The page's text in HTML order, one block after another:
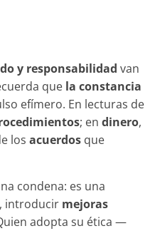
y responsabilidad van
que la constancia
efímero. En lecturas de
; endinero,
losacuerdos que
condena: es una
introducir mejoras
adopta su ética —